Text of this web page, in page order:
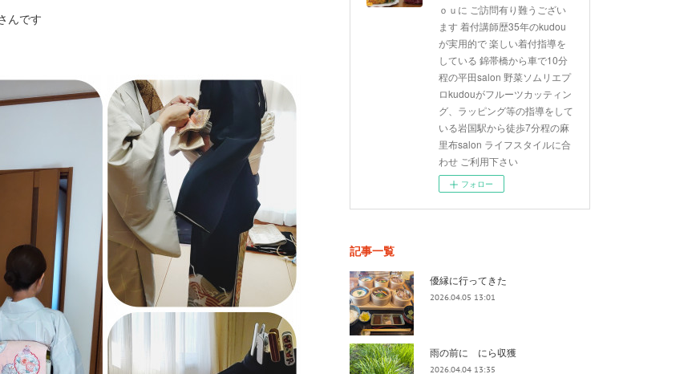
んです
ｏｕに ご訪問有り難うござい
ます 着付講師歴35年のkudou
が実用的で 楽しい着付指導を
している 錦帯橋から車で10分
程の平田salon 野菜ソムリエプ
ロkudouがフルーツカッティン
グ、ラッピング等の指導をして
いる岩国駅から徒歩7分程の麻
里布salon ライフスタイルに合
わせ ご利用下さい
フォロー
記事一覧
優縁に行ってきた
2026.04.05 13:01
雨の前に にら収獲
2026.04.04 13:35